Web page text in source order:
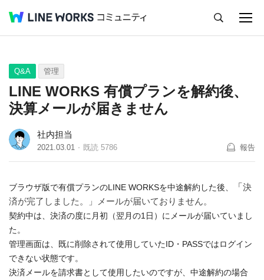
Q&A Tips Ideas
Q&A 管理
LINE WORKS 有償プランを解約後、
決算メールが届きません
社内担当
2021.03.01 既読 5786 報告
ブラウザ版で有償プラ ンのLINE WORKSを中途解約した後、 「 決
済が完了しました。」メールが届いておりません。
契約中は、決済の度に月初（翌月の1日）にメールが届いていまし
た。
管理画面は、既に削除されて使用していたID・PASSではログイン
できない状態です。
決済メールを請求書として使用したいのですが、中途解約の場合